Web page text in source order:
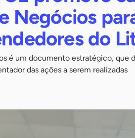
Negócios
do
é um documento estratégico, que
das ações a serem realizadas